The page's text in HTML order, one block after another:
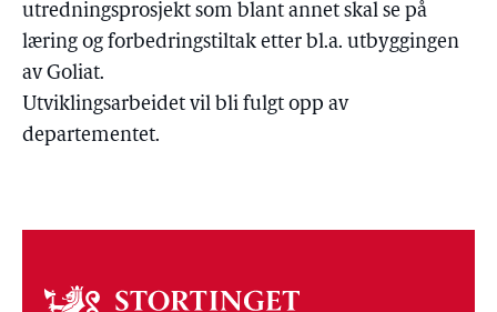
utredningsprosjekt som blant annet skal se på
læring og forbedringstiltak etter bl.a. utbyggingen
av Goliat.
Utviklingsarbeidet vil bli fulgt opp av
departementet.
Om